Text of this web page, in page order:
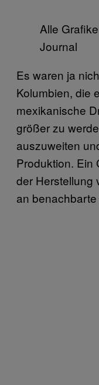
Alle
Journal
Es waren ja
Kolumbien, die
mexikanische
größer zu
auszuweiten
Produktion. Ein
der Herstellung
an